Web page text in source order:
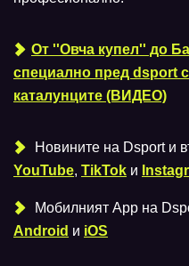
От ''Овча купел'' до
специално пред dsport
каталунците (ВИДЕО)
Новините на Dsport и
YouTube, TikTok и
Мобилният Аpp на
Android и iOS